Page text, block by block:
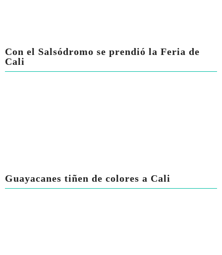
Con el Salsódromo se prendió la Feria de
Cali
Guayacanes tiñen de colores a Cali